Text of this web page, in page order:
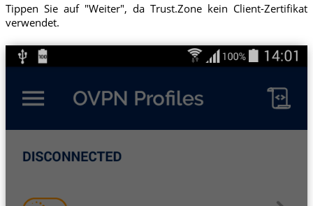
Tippen Sie auf "Weiter", da Trust.Zone kein Client-Zertifikat
verwendet.